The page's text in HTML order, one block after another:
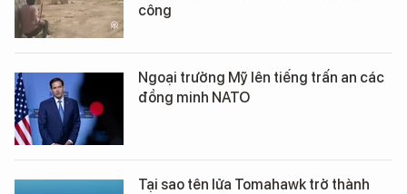
công
Ngoại trưởng Mỹ lên tiếng trấn an các
đồng minh NATO
Tại sao tên lửa Tomahawk trở thành